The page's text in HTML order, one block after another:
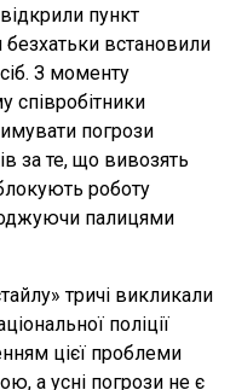
пункт
встановили
З моменту
співробітники
погрози
за те, що вивозять
роботу
палицями
тричі викликали
поліції
цієї проблеми
а усні погрози не є